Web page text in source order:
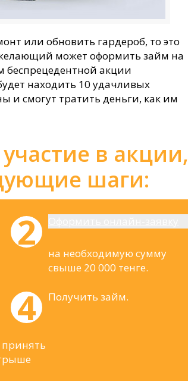
или обновить гардероб, то это
может оформить займ на
беспрецедентной акции
находить 10 удачливых
и смогут тратить деньги, как им
в акции,
шаги:
на необходимую сумму
свыше 20 000 тенге.
Получить займ.